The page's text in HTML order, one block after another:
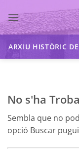
to
content
ARXIU HISTÒRIC
No s'ha
Sembla que no
opció Buscar